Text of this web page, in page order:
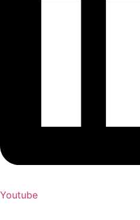
Youtube